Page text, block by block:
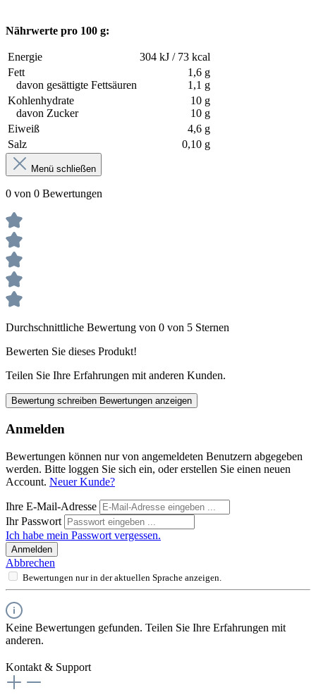
Nährwerte pro 100 g:
Energie
304 kJ / 73 kcal
Fett
davon gesättigte Fettsäuren
1,6 g
1,1 g
Kohlenhydrate
davon Zucker
10 g
10 g
Eiweiß
4,6 g
Salz
0,10 g
Menü schließen
0 von 0 Bewertungen
Durchschnittliche Bewertung von 0 von 5 Sternen
Bewerten Sie dieses Produkt!
Teilen Sie Ihre Erfahrungen mit anderen Kunden.
Bewertung schreiben Bewertungen anzeigen
Anmelden
Bewertungen können nur von angemeldeten Benutzern abgegeben
werden. Bitte loggen Sie sich ein, oder erstellen Sie einen neuen
Account. Neuer Kunde?
Ihre E-Mail-Adresse
Ihr Passwort
Ich habe mein Passwort vergessen.
Anmelden
Abbrechen
Bewertungen nur in der aktuellen Sprache anzeigen.
Keine Bewertungen gefunden. Teilen Sie Ihre Erfahrungen mit
anderen.
Kontakt & Support